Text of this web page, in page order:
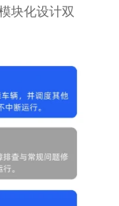
块化设计双